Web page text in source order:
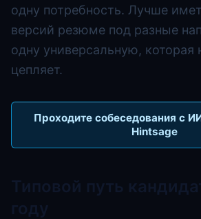
одну потребность. Лучше
версий резюме под разные
одну универсальную, которая
цепляет.
Проходите собеседования с
Hintsage
Типовой путь
году